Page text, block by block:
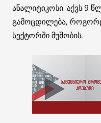
ანალიტიკოსი. აქვს 9
გამოცდილება,
სექტორში მუშობის.